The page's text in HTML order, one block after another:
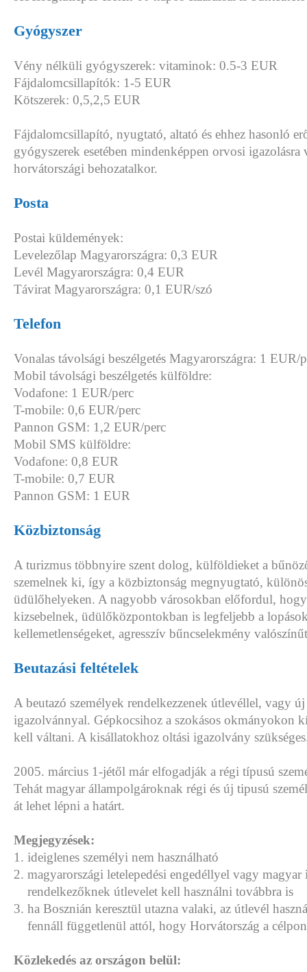
Gyógyszer
Vény nélküli gyógyszerek: vitaminok: 0.5-3 EUR
Fájdalomcsillapítók: 1-5 EUR
Kötszerek: 0,5,2,5 EUR
Fájdalomcsillapító, nyugtató, altató és ehhez hasonló
gyógyszerek esetében mindenképpen orvosi igazolásra
horvátországi behozatalkor.
Posta
Postai küldemények:
Levelezőlap Magyarországra: 0,3 EUR
Levél Magyarországra: 0,4 EUR
Távirat Magyarországra: 0,1 EUR/szó
Telefon
Vonalas távolsági beszélgetés Magyarországra: 1 EUR/
Mobil távolsági beszélgetés külföldre:
Vodafone: 1 EUR/perc
T-mobile: 0,6 EUR/perc
Pannon GSM: 1,2 EUR/perc
Mobil SMS külföldre:
Vodafone: 0,8 EUR
T-mobile: 0,7 EUR
Pannon GSM: 1 EUR
Közbiztonság
A turizmus többnyire szent dolog, külföldieket a
szemelnek ki, így a közbiztonság megnyugtató,
üdülőhelyeken. A nagyobb városokban előfordul,
kizsebelnek, üdülőközpontokban is legfeljebb a
kellemetlenségeket, agresszív bűncselekmény
Beutazási feltételek
A beutazó személyek rendelkezzenek útlevéllel, vagy
igazolvánnyal. Gépkocsihoz a szokásos okmányokon
kell váltani. A kisállatokhoz oltási igazolvány
2005. március 1-jétől már elfogadják a régi típusú
Tehát magyar állampolgároknak régi és új tipusú
át lehet lépni a határt.
Megjegyzések:
ideiglenes személyi nem használható
magyarországi letelepedési engedéllyel vagy
rendelkezőknek útlevelet kell használni továbbra is
ha Bosznián keresztül utazna valaki, az útlevél
fennáll függetlenül attól, hogy Horvátország a
Közlekedés az országon belül: